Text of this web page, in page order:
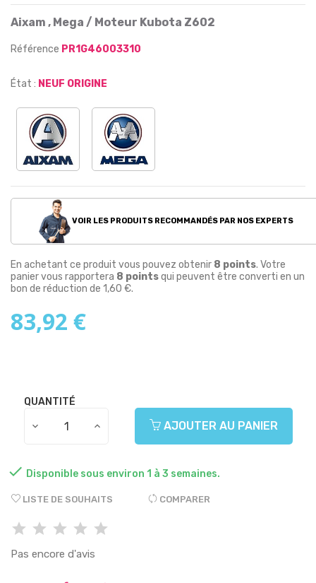
Aixam , Mega / Moteur Kubota Z602
Référence PR1G46003310
État : NEUF ORIGINE
VOIR LES PRODUITS RECOMMANDÉS PAR NOS EXPERTS
En achetant ce produit vous pouvez obtenir 8 points. Votre
panier vous rapportera 8 pointsqui peuvent être converti en un
bon de réduction de 1,60 €.
83,92 €
QUANTITÉ
AJOUTER AU PANIER
 Disponible sous environ 1 à 3 semaines.
LISTE DE SOUHAITS COMPARER
Pas encore d'avis